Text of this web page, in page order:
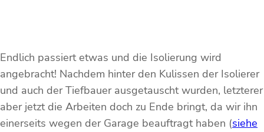
Endlich passiert etwas und die Isolierung wird
angebracht! Nachdem hinter den Kulissen der Isolierer
und auch der Tiefbauer ausgetauscht wurden, letzterer
aber jetzt die Arbeiten doch zu Ende bringt, da wir ihn
einerseits wegen der Garage beauftragt haben (siehe